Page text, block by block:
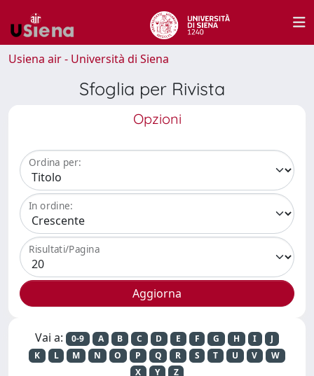
Usiena air - Università di Siena
Sfoglia per Rivista
Opzioni
Ordina per:
In ordine:
Risultati/Pagina
Vai a: 0-9 A B C D E F G H I
J
K
L M N O P Q R S T U V
W
X
Y Z